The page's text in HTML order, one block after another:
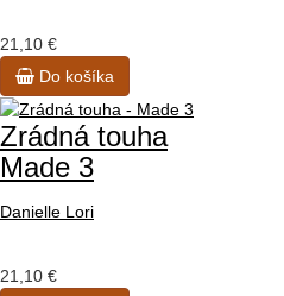
21,10 €
Do košíka
Zrádná touha
Made 3
Danielle Lori
21,10 €